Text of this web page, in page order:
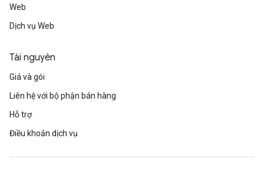
Web
Dịch vụ Web
Tài nguyên
Giá và gói
Liên hệ với bộ phận bán hàng
Hỗ trợ
Điều khoản dịch vụ